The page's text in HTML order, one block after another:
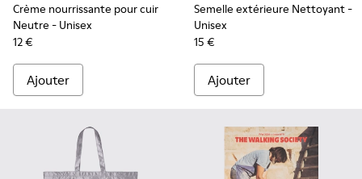
Crème nourrissante pour cuir
Neutre - Unisex
12 €
Ajouter
Semelle extérieure Nettoyant-
Unisex
15 €
Ajouter